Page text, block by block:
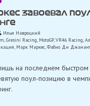
завоевал
Илья Навроцкий
,Gresini Racing, MotoGP,VR46 Racing,
, Марк Маркес,Фабио Ди
на последнем быстром
поул-позицию в